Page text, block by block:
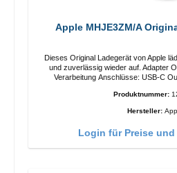
Apple MHJE3ZM/A
Dieses Original Ladegerät von Apple
und zuverlässig wieder auf. Adapter Original Apple Hochwertige
Produktnummer:
Hersteller:
Login für Preise